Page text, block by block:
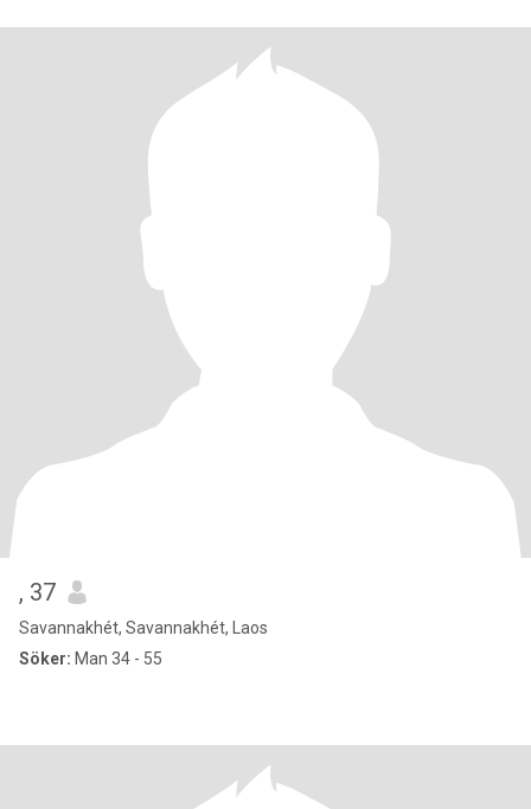
, 37
Savannakhét, Savannakhét, Laos
Söker: Man 34 - 55